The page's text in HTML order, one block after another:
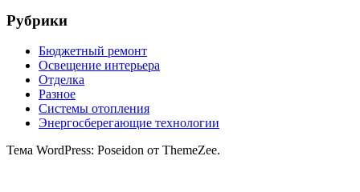
Рубрики
Бюджетный ремонт
Освещение интерьера
Отделка
Разное
Системы отопления
Энергосберегающие технологии
Тема WordPress: Poseidon от ThemeZee.